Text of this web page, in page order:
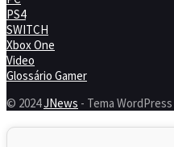
PS4
SWITCH
Xbox One
Video
Glossário Gamer
© 2024JNews - Tema WordPress